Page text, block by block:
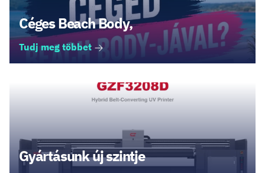
Céges Beach Body,
Tudj meg többet
Gyártásunk új szintje